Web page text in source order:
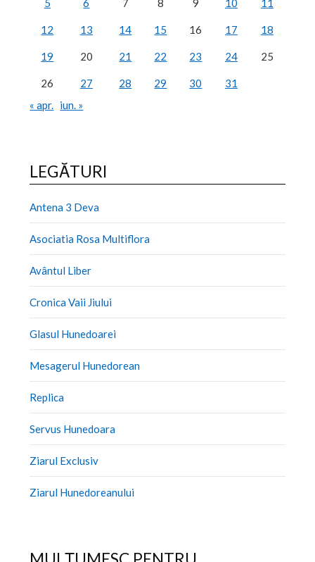
5 6 7 8 9 10 11
12 13 14 15 16 17 18
19 20 21 22 23 24 25
26 27 28 29 30
31
« apr. iun. »
LEGĂTURI
Antena 3 Deva
Asociatia Rosa Multiflora
Avântul Liber
Cronica Vaii Jiului
Glasul Hunedoarei
Mesagerul Hunedorean
Replica
Servus Hunedoara
Ziarul Exclusiv
Ziarul Hunedoreanului